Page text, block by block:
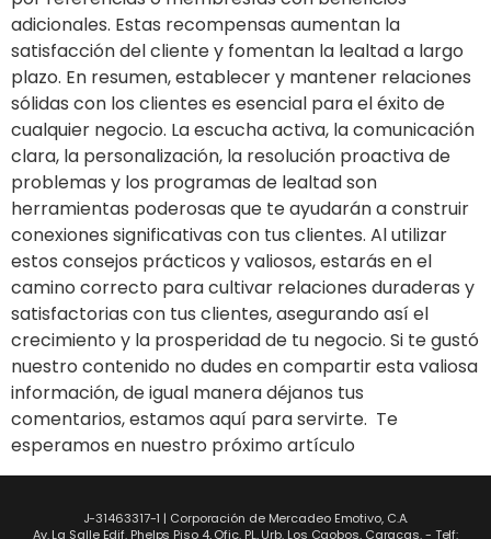
adicionales. Estas recompensas aumentan la
satisfacción del cliente y fomentan la lealtad a largo
plazo. En resumen, establecer y mantener relaciones
sólidas con los clientes es esencial para el éxito de
cualquier negocio. La escucha activa, la comunicación
clara, la personalización, la resolución proactiva de
problemas y los programas de lealtad son
herramientas poderosas que te ayudarán a construir
conexiones significativas con tus clientes. Al utilizar
estos consejos prácticos y valiosos, estarás en el
camino correcto para cultivar relaciones duraderas y
satisfactorias con tus clientes, asegurando así el
crecimiento y la prosperidad de tu negocio. Si te gustó
nuestro contenido no dudes en compartir esta valiosa
información, de igual manera déjanos tus
comentarios, estamos aquí para servirte. Te
esperamos en nuestro próximo artículo
J-31463317-1 | Corporación de Mercadeo Emotivo, C.A.
Av. La Salle Edif. Phelps Piso 4, Ofic. PL, Urb. Los Caobos, Caracas. - Telf: